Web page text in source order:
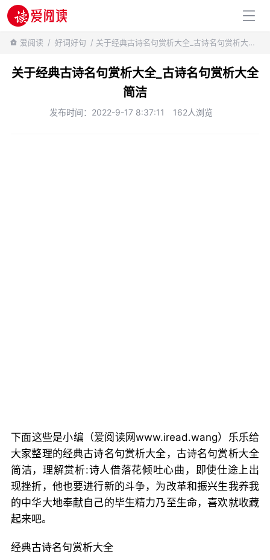
百科知识
爱阅读 / 好词好句 / 关于经典古诗名句赏析大全_古诗名句赏析大全简洁
关于经典古诗名句赏析大全_古诗名句赏析大全
简洁
发布时间：2022-9-17 8:37:11 162人浏览
下面这些是小编（爱阅读网www.iread.wang）乐乐给
大家整理的经典古诗名句赏析大全，古诗名句赏析大全
简洁，理解赏析:诗人借落花倾吐心曲，即使仕途上出
现挫折，他也要进行新的斗争，为改革和振兴生我养我
的中华大地奉献自己的毕生精力乃至生命，喜欢就收藏
起来吧。
经典古诗名句赏析大全